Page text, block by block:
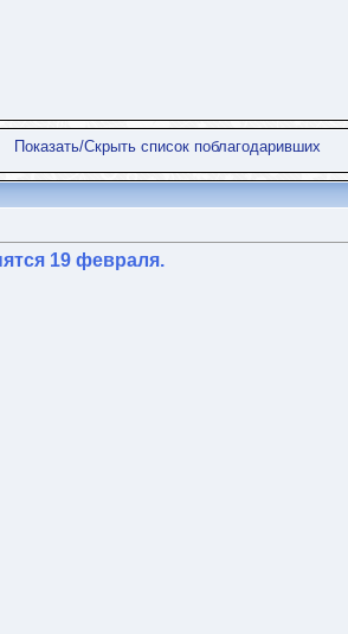
Показать/Скрыть список поблагодаривших
19 февраля.